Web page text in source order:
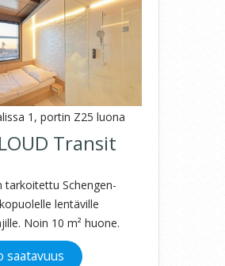
1, portin Z25 luona
Transit
tarkoitettu Schengen-
lentäville
Noin 10 m² huone.
saatavuus